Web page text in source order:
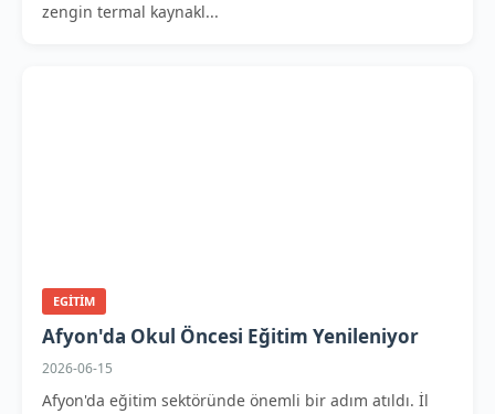
zengin termal kaynakl...
EGITIM
Afyon'da Okul Öncesi Eğitim Yenileniyor
2026-06-15
Afyon'da eğitim sektöründe önemli bir adım atıldı. İl